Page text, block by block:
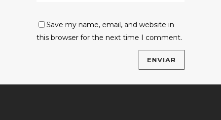
Save my name, email, and website in
this browser for the next time I comment.